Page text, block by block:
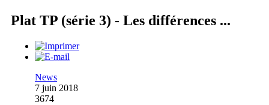
Plat TP (série 3) - Les différences ...
News
7 juin 2018
3674